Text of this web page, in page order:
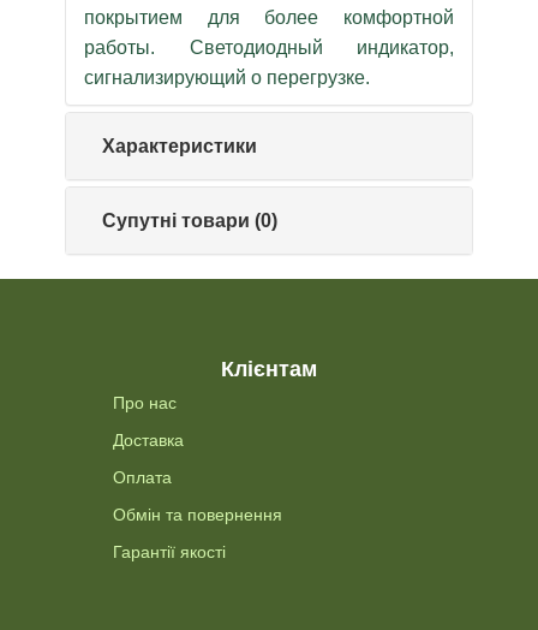
покрытием для более комфортной
работы. Светодиодный индикатор,
сигнализирующий о перегрузке.
Характеристики
Супутні товари (0)
Клієнтам
Про нас
Доставка
Оплата
Обмін та повернення
Гарантії якості